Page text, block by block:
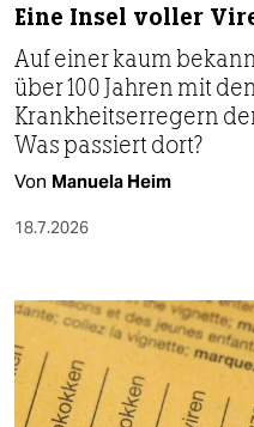
Eine Insel voller
Auf einer kaum
über 100 Jahren mit
Krankheitserregern
Was passiert dort?
Von Manuela Heim
18.7.2026